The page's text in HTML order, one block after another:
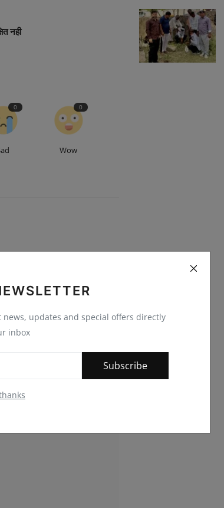
updates and special offers directly
inbox
Subscribe
नही
0 0
Wow